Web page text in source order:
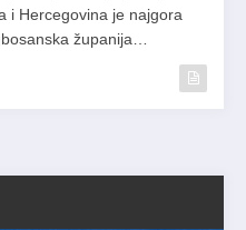
i Hercegovina je najgora
županija…